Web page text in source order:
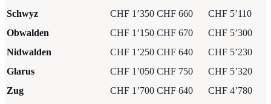
Schwyz
CHF 1’350 CHF 660
CHF 5’110
Obwalden
CHF 1’150 CHF 670
CHF 5’300
Nidwalden
CHF 1’250 CHF 640
CHF 5’230
Glarus
CHF 1’050 CHF 750
CHF 5’320
Zug
CHF 1’700 CHF 640
CHF 4’780